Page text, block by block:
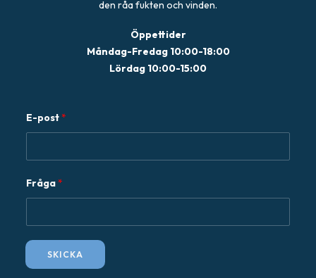
den råa fukten och vinden.
Öppettider
Måndag-Fredag 10:00-18:00
Lördag 10:00-15:00
E-post*
o
s
t
Fråga*
SKICKA